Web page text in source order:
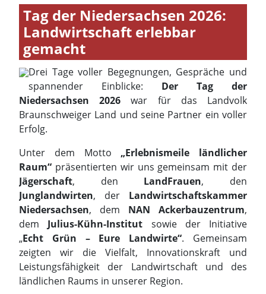
Niedersachsen 2026war für das Landvolk
Braunschweiger Land und seine Partner ein voller
Erfolg.
Unter dem Motto„Erlebnismeile ländlicher
Raum“ präsentierten wir uns gemeinsam mit der
Jägerschaft, den LandFrauen, den
Junglandwirten
, der
Landwirtschaftskammer
Niedersachsen, dem NAN Ackerbauzentrum,
dem
zeigten wir die Vielfalt, Innovationskraft und
Leistungsfähigkeit der Landwirtschaft und des
ländlichen Raums in unserer Region.
An zahlreichen Informations- und
Mitmachstationen konnten große und kleine
Besucher Landwirtschaft hautnah erleben.
Besonders beliebt waren die virtuellen
Hofbesuche mit der VR-Brille sowie das Melken an
der Holzkuh. Darüber hinaus boten unsere